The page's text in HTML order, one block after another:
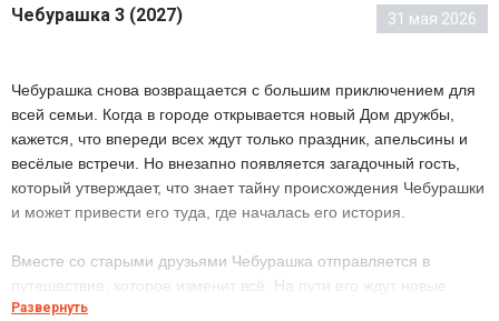
Чебурашка 3 (2027) 31 мая 2026
Чебурашка снова возвращается с большим приключением для
всей семьи. Когда в городе открывается новый Дом дружбы,
кажется, что впереди всех ждут только праздник, апельсины и
весёлые встречи. Но внезапно появляется загадочный гость,
который утверждает, что знает тайну происхождения Чебурашки
и может привести его туда, где началась его история.
Вместе со старыми друзьями Чебурашка отправляется в
путешествие, которое изменит всё. На пути его ждут новые
знакомства, смешные испытания и важный выбор: узнать
Развернуть